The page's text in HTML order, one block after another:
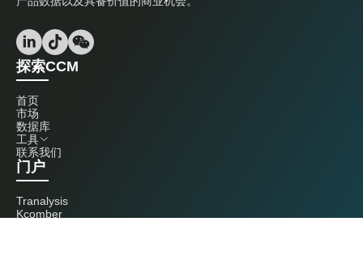
探索CCM
首页
市场
数据库
工具
联系我们
门户
Tranalysis
Kcomber